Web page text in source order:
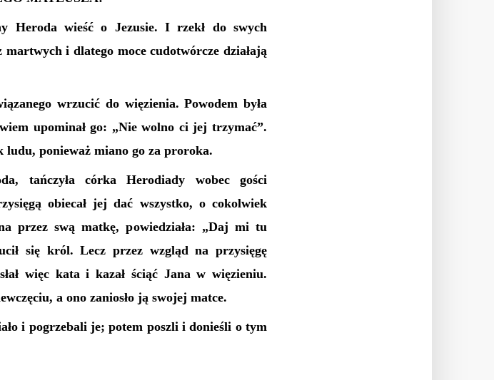
Heroda wieść o Jezusie. I rzekł do swych
i dlatego moce cudotwórcze działają
wrzucić do więzienia. Powodem była
upominał go: „Nie wolno ci jej trzymać”.
ludu, ponieważ miano go za proroka.
tańczyła córka Herodiady wobec gości
obiecał jej dać wszystko, o cokolwiek
przez swą matkę, powiedziała: „Daj mi tu
się król. Lecz przez wzgląd na przysięgę
więc kata i kazał ściąć Jana w więzieniu.
a ono zaniosło ją swojej matce.
i pogrzebali je; potem poszli i donieśli o tym